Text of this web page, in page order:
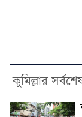
কুমিল্লার